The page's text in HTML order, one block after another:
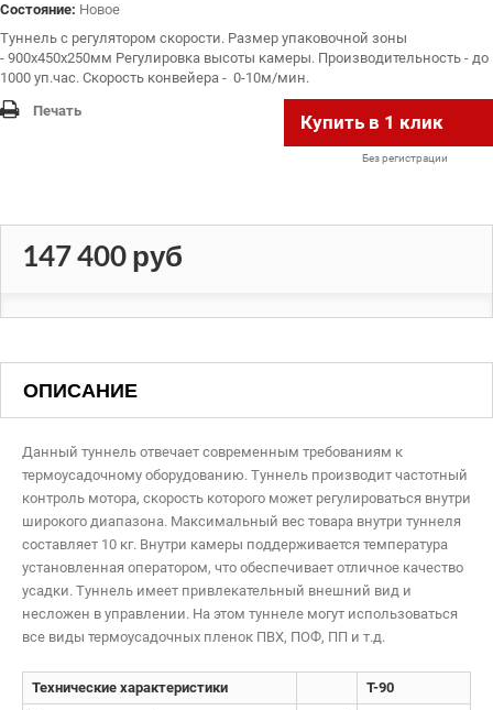
Состояние: Новое
Туннель с регулятором скорости. Размер упаковочной зоны
- 900х450х250мм Регулировка высоты камеры. Производительность - до
1000 уп.час. Скорость конвейера - 0-10м/мин.
Имя:*
Почта:
Купить в 1 клик
Без регистрации
Печать
147 400 руб
ОПИСАНИЕ
Данный туннель отвечает современным требованиям к
термоусадочному оборудованию. Туннель производит частотный
контроль мотора, скорость которого может регулироваться внутри
широкого диапазона. Максимальный вес товара внутри туннеля
составляет 10 кг. Внутри камеры поддерживается температура
установленная оператором, что обеспечивает отличное качество
усадки. Туннель имеет привлекательный внешний вид и
несложен в управлении. На этом туннеле могут использоваться
все виды термоусадочных пленок ПВХ, ПОФ, ПП и т.д.
Технические характеристики
T-90